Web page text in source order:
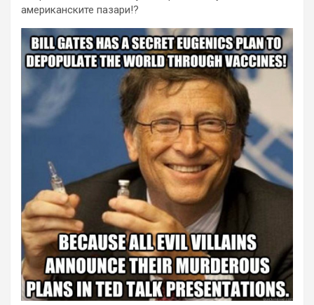
американските пазари!?